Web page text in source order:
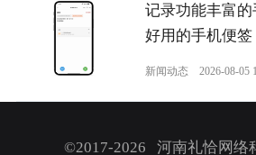
记录功能丰富
好用的手机便签
新闻动态 2026-08-05
©2017-2026 河南礼恰网络